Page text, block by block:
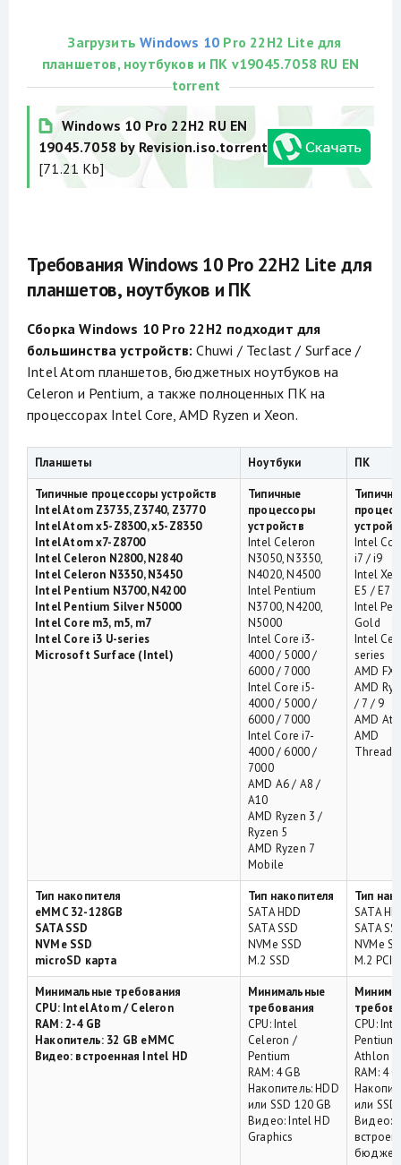
ЗагрузитьWindows 10 Pro 22H2 Lite для
планшетов, ноутбуков и ПК v19045.7058 RU EN
torrent
Windows 10 Pro 22H2 RU EN
19045.7058 by Revision.iso.torrent
[71.21 Kb]
Требования Windows 10 Pro 22H2 Lite для
планшетов, ноутбуков и ПК
Сборка Windows 10 Pro 22H2 подходит для
большинства устройств: Chuwi / Teclast / Surface /
Intel Atom планшетов, бюджетных ноутбуков на
Celeron и Pentium, а также полноценных ПК на
процессорах Intel Core, AMD Ryzen и Xeon.
Планшеты Ноутбуки ПК
Типичные процессоры устройств
Intel Atom Z3735, Z3740, Z3770
Intel Atom x5-Z8300, x5-Z8350
Intel Atom x7-Z8700
Intel Celeron N2800, N2840
Intel Celeron N3350, N3450
Intel Pentium N3700, N4200
Intel Pentium Silver N5000
Intel Core m3, m5, m7
Intel Core i3 U-series
Microsoft Surface (Intel)
Типичные
процессоры
устройств
Intel Celeron
N3050, N3350,
N4020, N4500
Intel Pentium
N3700, N4200,
N5000
Intel Core i3-
4000 / 5000 /
6000 / 7000
Intel Core i5-
4000 / 5000 /
6000 / 7000
Intel Core i7-
4000 / 6000 /
7000
AMD A6 / A8 /
A10
AMD Ryzen 3 /
Ryzen 5
AMD Ryzen 7
Mobile
Intel
i7 / i9
Intel
E5 / E7
Intel
Gold
Intel
series
AMD
AMD
/ 7 / 9
AMD
AMD
Тип накопителя
eMMC 32-128GB
SATA SSD
NVMe SSD
microSD карта
Тип накопителя
SATA HDD
SATA SSD
NVMe SSD
M.2 SSD
Тип
SATA
SATA
NVMe
M.2
Минимальные требования
CPU: Intel Atom / Celeron
RAM: 2-4 GB
Накопитель: 32 GB eMMC
Видео: встроенная Intel HD
Минимальные
требования
CPU: Intel
Celeron /
Pentium
RAM: 4 GB
Накопитель: HDD
или SSD 120 GB
Видео: Intel HD
Graphics
CPU:
Pentium
Athlon
RAM: 4
или
Видео: